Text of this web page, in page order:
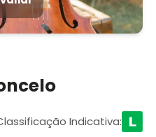
Indicativa: